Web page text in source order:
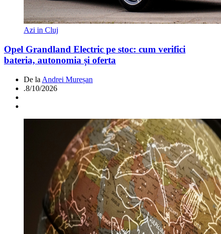
Azi in Cluj
Opel Grandland Electric pe stoc: cum verifici
bateria, autonomia și oferta
De la Andrei Mureșan
.8/10/2026